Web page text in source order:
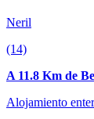
Neril
(14)
A 11.8 Km de
Alojamiento